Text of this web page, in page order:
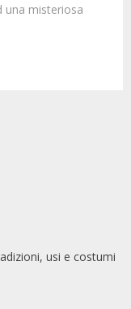
una misteriosa
usi e costumi